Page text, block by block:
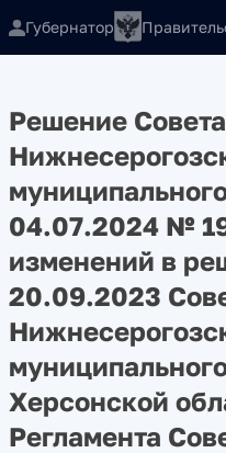
Губернатор
Решение
04.07.2024 №
изменений в
20.09.2023
Херсонской
Регламента